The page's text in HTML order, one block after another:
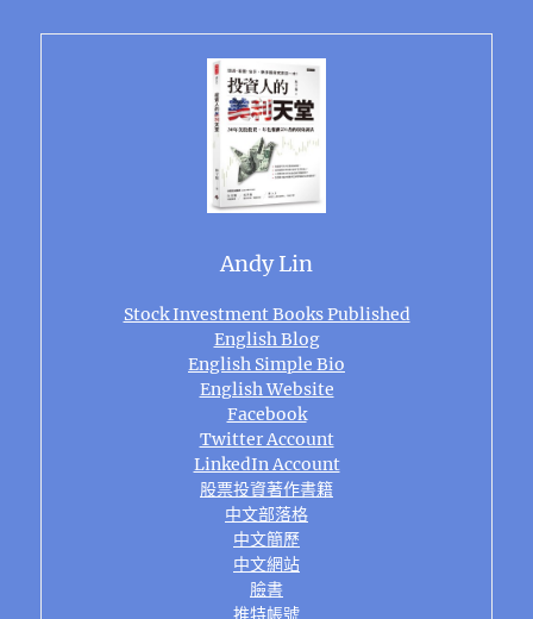
Andy Lin
Stock Investment Books Published
English Blog
English Simple Bio
English Website
Facebook
Twitter Account
LinkedIn Account
股票投資著作書籍
中文部落格
中文簡歷
中文網站
臉書
推特帳號